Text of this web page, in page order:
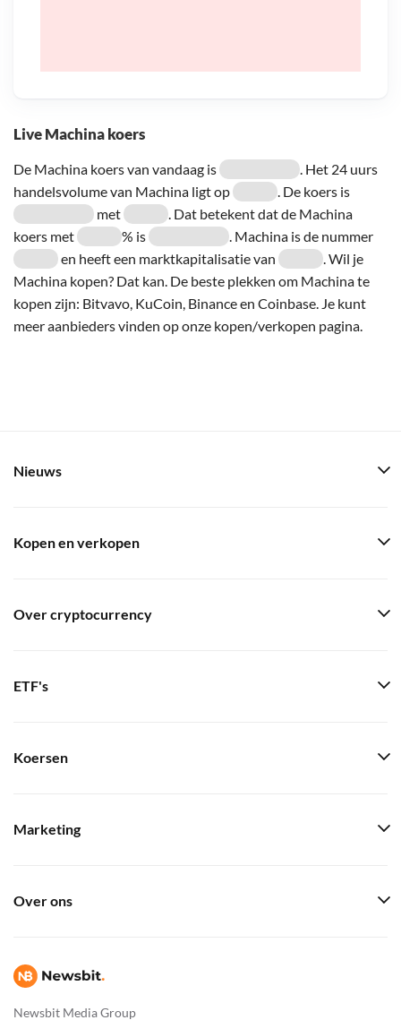
Live Machina koers
De Machina koers van vandaag is
. Het 24 uurs
handelsvolume van Machina ligt op
. De koers is
met
. Dat betekent dat de Machina
koers met
% is
. Machina is de nummer
en heeft een marktkapitalisatie van
. Wil je
Machina kopen? Dat kan. De beste plekken om Machina te
kopen zijn: Bitvavo, KuCoin, Binance en Coinbase. Je kunt
meer aanbieders vinden op onze kopen/verkopen pagina.
Newsbit Media Group
Nieuws
Kopen en verkopen
Over cryptocurrency
ETF's
Koersen
Marketing
Over ons